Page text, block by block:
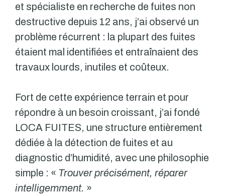
et spécialiste en recherche de fuites non
destructive depuis 12 ans, j’ai observé un
problème récurrent : la plupart des fuites
étaient mal identifiées et entraînaient des
travaux lourds, inutiles et coûteux.
Fort de cette expérience terrain et pour
répondre à un besoin croissant, j’ai fondé
LOCA FUITES, une structure entièrement
dédiée à la détection de fuites et au
diagnostic d’humidité, avec une philosophie
simple : « Trouver précisément, réparer
intelligemment. »